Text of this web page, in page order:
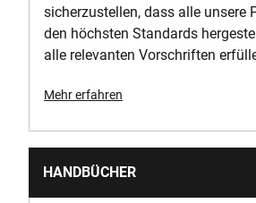
sicherzustellen, dass alle unsere
den höchsten Standards
alle relevanten Vorschriften
Mehr erfahren
HANDBÜCHER